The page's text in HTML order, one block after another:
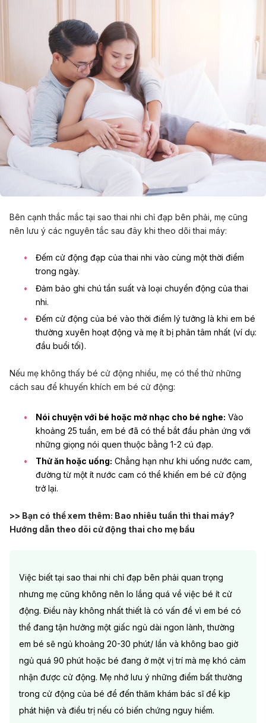
Bên cạnh thắc mắc tại sao thai nhi chỉ đạp bên phải, mẹ cũng
nên lưu ý các nguyên tắc sau đây khi theo dõi thai máy:
Đếm cử động đạp của thai nhi vào cùng một thời điểm
trong ngày.
Đảm bảo ghi chú tần suất và loại chuyển động của thai
nhi.
Đếm cử động của bé vào thời điểm lý tưởng là khi em bé
thường xuyên hoạt động và mẹ ít bị phân tâm nhất (ví dụ:
đầu buổi tối).
Nếu mẹ không thấy bé cử động nhiều, mẹ có thể thử những
cách sau để khuyến khích em bé cử động:
Nói chuyện với bé hoặc mở nhạc cho bé nghe: Vào
khoảng 25 tuần, em bé đã có thể bắt đầu phản ứng với
những giọng nói quen thuộc bằng 1-2 cú đạp.
Thử ăn hoặc uống: Chẳng hạn như khi uống nước cam,
đường từ một ít nước cam có thể khiến em bé cử động
trở lại.
>> Bạn có thể xem thêm: Bao nhiêu tuần thì thai máy?
Hướng dẫn theo dõi cử động thai cho mẹ bầu
Việc biết tại sao thai nhi chỉ đạp bên phải quan trọng
nhưng mẹ cũng không nên lo lắng quá về việc bé ít cử
động. Điều này không nhất thiết là có vấn đề vì em bé có
thể đang tận hưởng một giấc ngủ dài ngon lành,thường
em bé sẽ ngủ khoảng 20-30 phút/ lần và không bao giờ
ngủ quá 90 phút hoặc bé đang ở một vị trí mà mẹ khó cảm
nhận được cử động. Mẹ nhớ lưu ý những điểm bất thường
trong cử động của bé để đến thăm khám bác sĩ để kịp
phát hiện và điều trị nếu có biến chứng nguy hiểm.